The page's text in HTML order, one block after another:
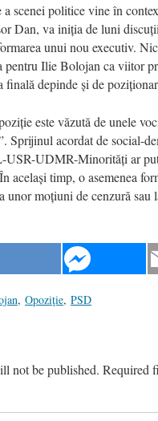
a scenei politice vine în
Dan, va iniția de luni
unui nou executiv.
pentru Ilie Bolojan ca viitor
finală depinde și de
este văzută de unele
Sprijinul acordat de social-
USR-UDMR-Minorități ar
același timp, o asemenea
unor moțiuni de cenzură sau
, Opoziţie, PSD
not be published. Required